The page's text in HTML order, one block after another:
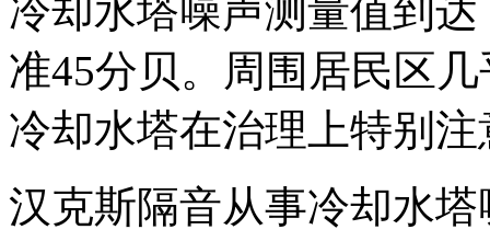
冷却水塔噪声测量值到
准45分贝。周围居民区
冷却水塔在治理上特别
汉克斯隔音从事冷却水